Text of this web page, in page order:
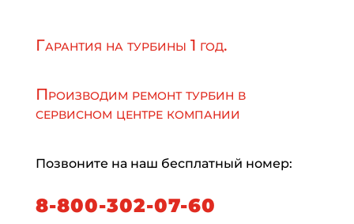
Гарантия на турбины 1 год.
Производим ремонт турбин в
сервисном центре компании
Позвоните на наш бесплатный номер:
8-800-302-07-60